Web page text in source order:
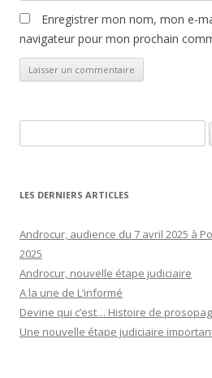
Enregistrer mon nom, mon e-
navigateur pour mon prochain
LES DERNIERS ARTICLES
Androcur, audience du 7 avril 2025 à
2025
Androcur, nouvelle étape judiciaire
A la une de L’informé
Devine qui c’est… Histoire de
Une nouvelle étape judiciaire